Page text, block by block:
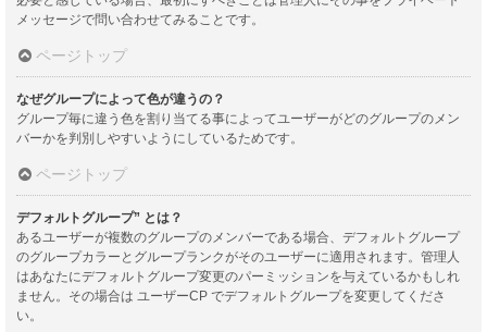
メッセージで問い合わせてみることです。
ページトップ
なぜグループによって色が違うの？
グループ毎に違う色を割り当てる事によってユーザーがどのグループのメン
バーかを判別しやすいようにしているためです。
ページトップ
デフォルトグループ” とは？
あるユーザーが複数のグループのメンバーである場合、デフォルトグループ
のグループカラーとグループランクがそのユーザーに適用されます。管理人
はあなたにデフォルトグループ変更のパーミッションを与えているかもしれ
ません。その場合は ユーザーCP でデフォルトグループを変更してくださ
い。